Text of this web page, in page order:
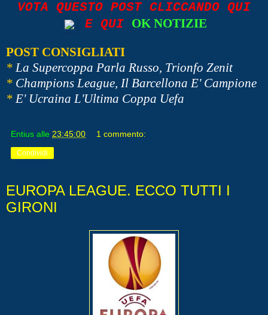
VOTA QUESTO POST CLICCANDO QUI
E QUI
OK NOTIZIE
POST CONSIGLIATI
*La Supercoppa Parla Russo, Trionfo Zenit
* Champions League, Il Barcellona E' Campione
*E' Ucraina L'Ultima Coppa Uefa
Entius alle 23:45:00 1 commento:
Condividi
EUROPA LEAGUE. ECCO TUTTI I
GIRONI